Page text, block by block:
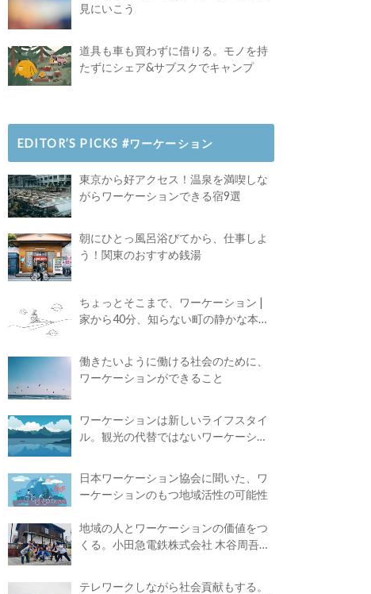
見にいこう
道具も車も買わずに借りる。モノを持
たずにシェア&サブスクでキャンプ
EDITOR’S PICKS #ワーケーション
東京から好アクセス！温泉を満喫しな
がらワーケーションできる宿9選
朝にひとっ風呂浴びてから、仕事しよ
う！関東のおすすめ銭湯
ちょっとそこまで、ワーケーション |
家から40分、知らない町の静かな本屋
働きたいように働ける社会のために、
ワーケーションができること
ワーケーションは新しいライフスタイ
ル。観光の代替ではないワーケーショ
日本ワーケーション協会に聞いた、ワ
ーケーションのもつ地域活性の可能性
地域の人とワーケーションの価値をつ
くる。小田急電鉄株式会社 木谷周吾さ
テレワークしながら社会貢献もする。